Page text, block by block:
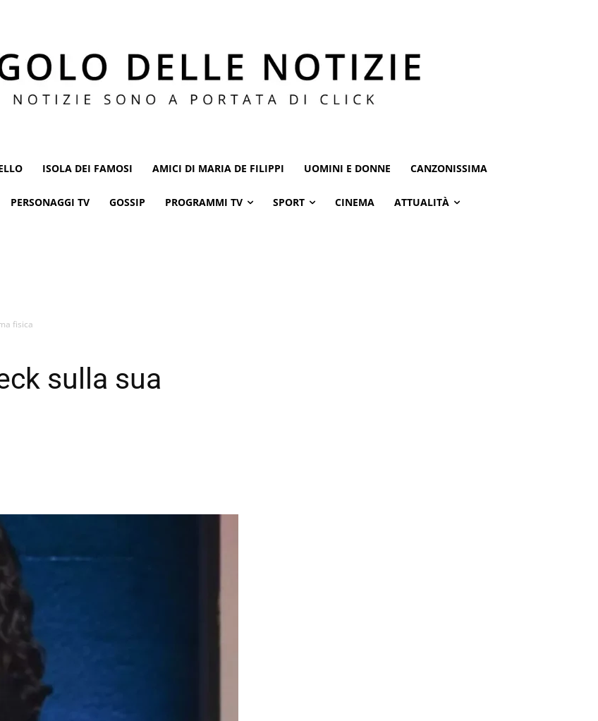
ISOLA DEI FAMOSI AMICI DI MARIA DE FILIPPI UOMINI E DONNE CANZONISSIMA
PERSONAGGI TV GOSSIP PROGRAMMI TV SPORT CINEMA ATTUALITÀ
fisica
sulla sua